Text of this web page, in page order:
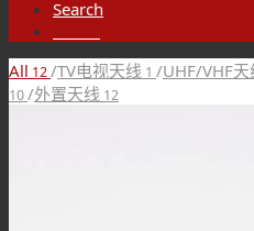
Search
All 12/TV电视天线 1 /UHF/VHF天
10/外置天线 12